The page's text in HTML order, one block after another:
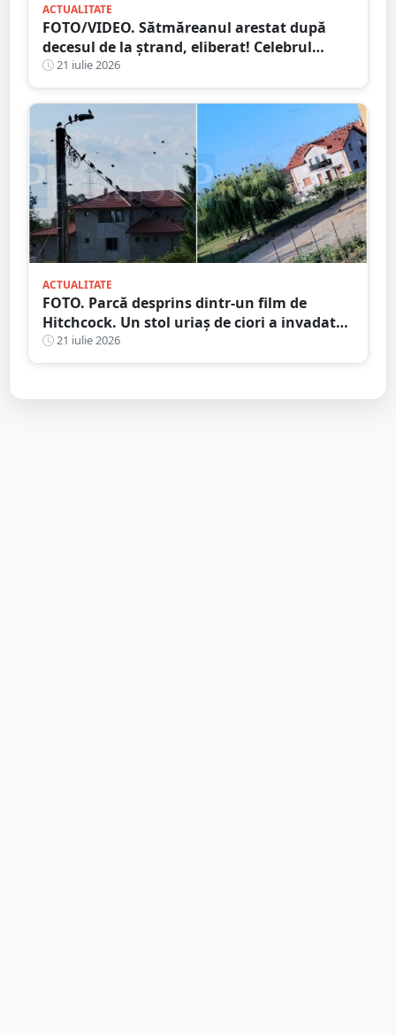
ACTUALITATE
FOTO/VIDEO. Sătmăreanul arestat după
decesul de la ștrand, eliberat! Celebrul
avocat Răzvan Doseanu oferă explicații
21 iulie 2026
ACTUALITATE
FOTO. Parcă desprins dintr-un film de
Hitchcock. Un stol uriaș de ciori a invadat
un cartier din municipiul Satu Mare
21 iulie 2026